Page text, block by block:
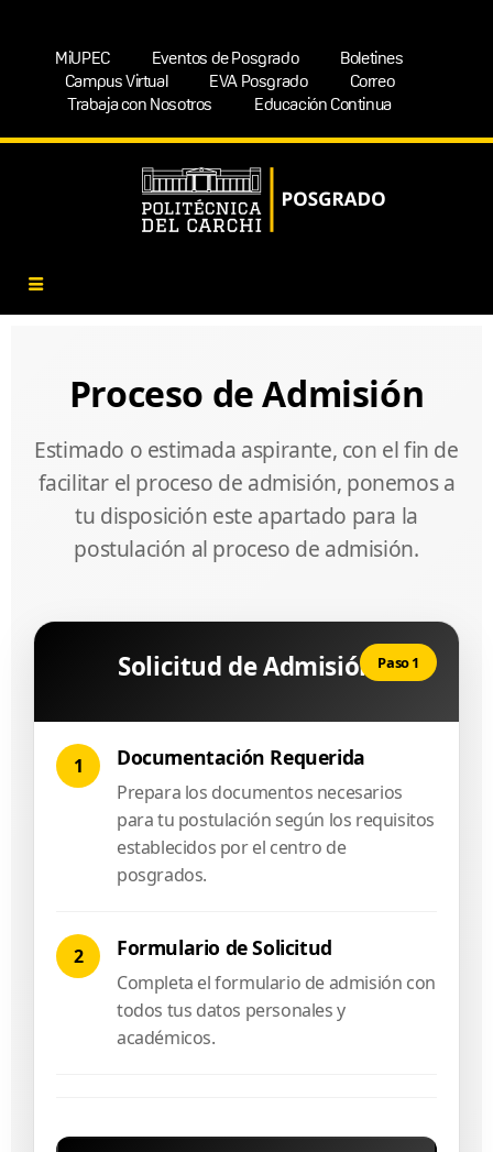
MiUPEC Eventos de Posgrado
Boletines
Campus Virtual
EVA Posgrado
Correo
Trabaja con Nosotros
Educación Continua
Proceso de Admisión
Estimado o estimada aspirante, con el fin de
facilitar el proceso de admisión, ponemos a
tu disposición este apartado para la
postulación al proceso de admisión.
Solicitud de Admisión Paso 1
1 Documentación Requerida
Prepara los documentos necesarios
para tu postulación según los requisitos
establecidos por el centro de
posgrados.
2 Formulario de Solicitud
Completa el formulario de admisión con
todos tus datos personales y
académicos.